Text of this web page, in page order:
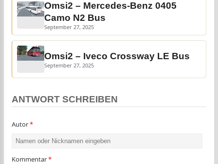
Omsi2 – Mercedes-Benz 0405
Camo N2 Bus
September 27, 2025
Omsi2 – Iveco Crossway LE Bus
September 27, 2025
ANTWORT SCHREIBEN
Autor*
Kommentar*